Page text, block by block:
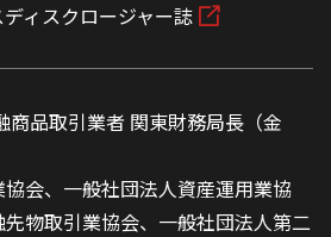
ィスクロージャー誌
商品取引業者 関東財務局長（金
会、一般社団法人資産運用業協
物取引業協会、一般社団法人第二